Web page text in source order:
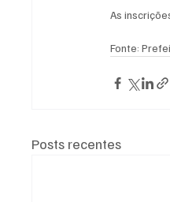
As
Fonte:
Posts recentes